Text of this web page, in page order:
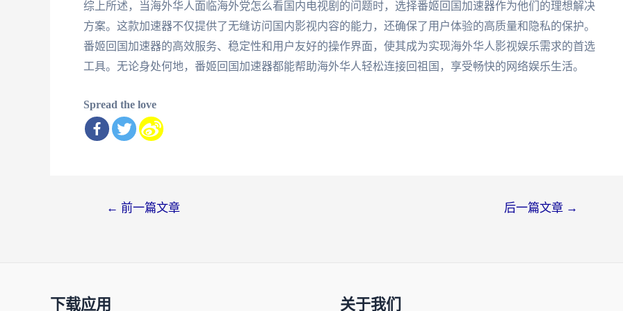
综上所述，当海外华人面临海外党怎么看国内电视剧的问题时，选择番姬回国加速器作为他们的理想解决
方案。这款加速器不仅提供了无缝访问国内影视内容的能力，还确保了用户体验的高质量和隐私的保护。
番姬回国加速器的高效服务、稳定性和用户友好的操作界面，使其成为实现海外华人影视娱乐需求的首选
工具。无论身处何地，番姬回国加速器都能帮助海外华人轻松连接回祖国，享受畅快的网络娱乐生活。
Spread the love
← 前一篇文章 后一篇文章 →
下载应用 关于我们